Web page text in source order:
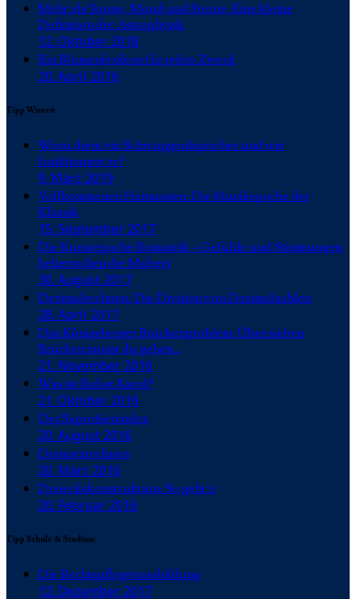
Mehr als Sonne, Mond und Sterne: Eine kleine
Definition der Astrophysik
12. Oktober 2018
Ein Blumenlexikon für jeden Zweck
20. April 2016
Tipp Wissen
Wozu dient ein Schwungradspeicher und wie
funktioniert er?
9. März 2019
Vollkommenen Harmonien: Die Musikepoche der
Klassik
15. September 2017
Die Kunstepoche Romantik – Gefühle und Stimmungen
beherrschen die Malerei
30. August 2017
Dezimalrechnen: Die Division von Dezimalzahlen
28. April 2017
Das Königsberger Brückenproblem: Über sieben
Brücken musst du gehen…
21. November 2016
Was ist Robot Karol?
21. Oktober 2016
Der Saprobienindex
20. August 2016
Dreisatzrechnen
20. März 2016
Dreieckskonstruktion: So geht’s
20. Februar 2016
Tipp Schule & Studium
Die Rechtspflegerausbildung
12. Dezember 2017